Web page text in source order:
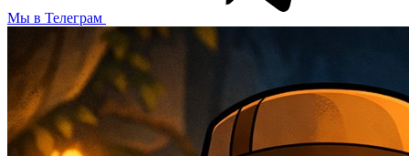
Мы в Телеграм